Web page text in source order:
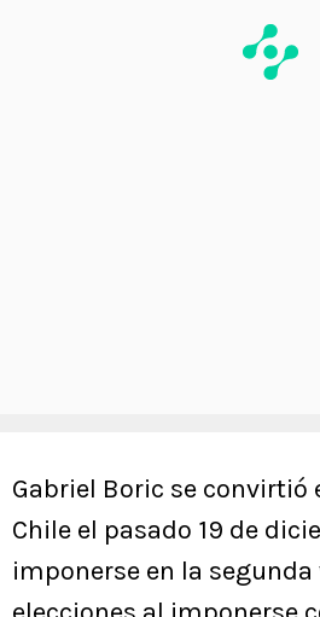
Gabriel Boric se convirtió
Chile el pasado 19 de
imponerse en la